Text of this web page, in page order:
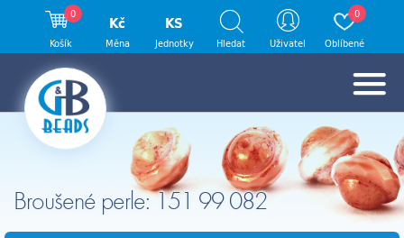
Broušené perle: 151 99 082
0
Košík
Kč
Měna
KS
Jednotky Hledat Uživatel
0
Oblíbené